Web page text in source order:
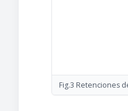
Fig.3 Retenciones